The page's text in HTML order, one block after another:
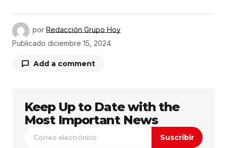
por Redacción Grupo Hoy
Publicado diciembre 15, 2024
Add a comment
Tu dirección de correo electrónico no será
publicada. Los campos obligatorios están
marcados con*
Keep Up to Date with the
Most Important News
Suscribir